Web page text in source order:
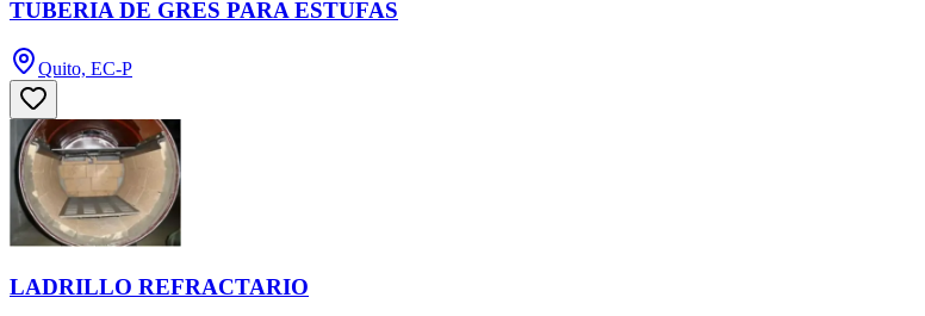
TUBERIA DE GRES PARA ESTUFAS
Quito, EC-P
LADRILLO REFRACTARIO